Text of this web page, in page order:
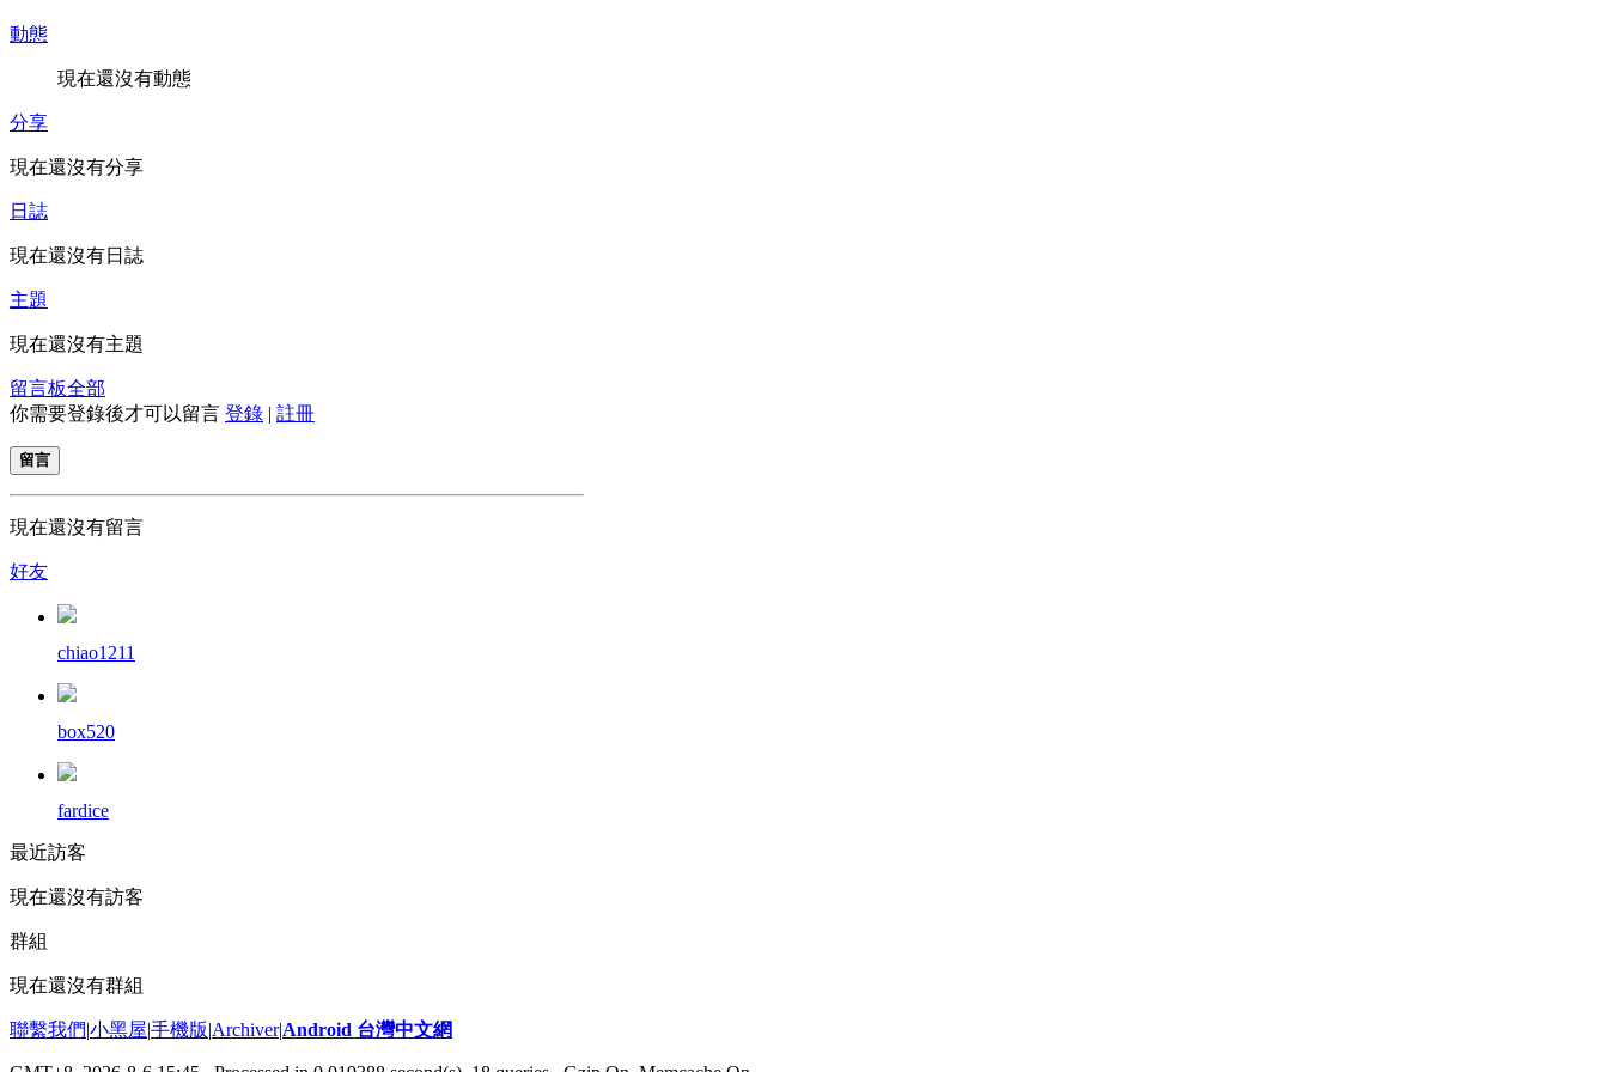
動態
現在還沒有動態
分享
現在還沒有分享
日誌
現在還沒有日誌
主題
現在還沒有主題
留言板全部
你需要登錄後才可以留言 登錄 | 註冊
留言
現在還沒有留言
好友
chiao1211
box520
fardice
最近訪客
現在還沒有訪客
群組
現在還沒有群組
聯繫我們|小黑屋|手機版|Archiver|Android 台灣中文網